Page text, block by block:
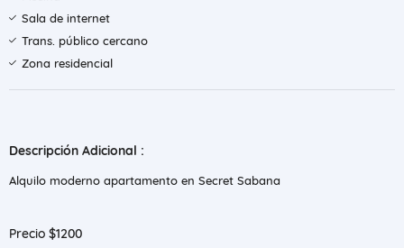
Sala de internet
Trans. público cercano
Zona residencial
Descripción Adicional :
Alquilo moderno apartamento en Secret Sabana
Precio $1200